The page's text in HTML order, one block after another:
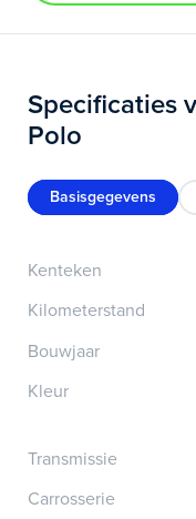
Specificaties
Polo
Basisgegevens
Kenteken
Kilometerstand
Bouwjaar
Kleur
Transmissie
Carrosserie